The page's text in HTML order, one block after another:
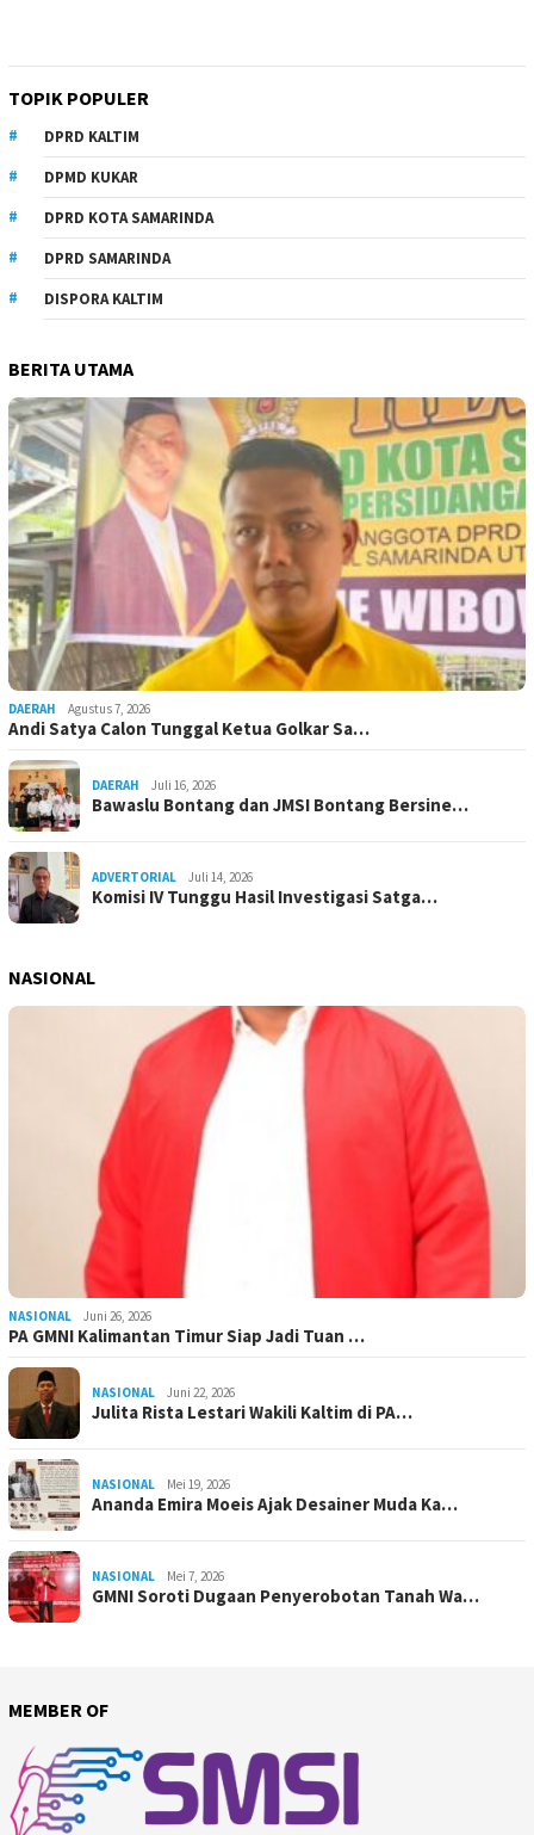
TOPIK POPULER
DPRD KALTIM
DPMD KUKAR
DPRD KOTA SAMARINDA
DPRD SAMARINDA
DISPORA KALTIM
BERITA UTAMA
DAERAH Agustus 7, 2026
Andi Satya Calon Tunggal Ketua Golkar Sa…
DAERAH Juli 16, 2026
Bawaslu Bontang dan JMSI Bontang Bersine…
ADVERTORIAL Juli 14, 2026
Komisi IV Tunggu Hasil Investigasi Satga…
NASIONAL
NASIONAL Juni 26, 2026
PA GMNI Kalimantan Timur Siap Jadi Tuan …
NASIONAL Juni 22, 2026
Julita Rista Lestari Wakili Kaltim di PA…
NASIONAL Mei 19, 2026
Ananda Emira Moeis Ajak Desainer Muda Ka…
NASIONAL Mei 7, 2026
GMNI Soroti Dugaan Penyerobotan Tanah Wa…
MEMBER OF